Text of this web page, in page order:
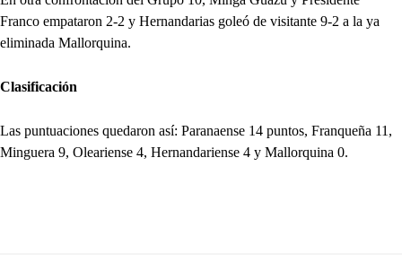
Franco empataron 2-2 y Hernandarias goleó de visitante 9-2 a la ya
eliminada Mallorquina.
Clasificación
Las puntuaciones quedaron así: Paranaense 14 puntos, Franqueña 11,
Minguera 9, Oleariense 4, Hernandariense 4 y Mallorquina 0.